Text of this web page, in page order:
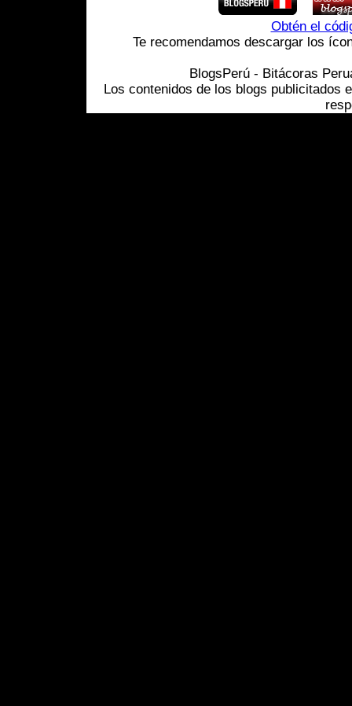
Obtén el
Te recomendamos descargar los
BlogsPerú - Bitácoras
Los contenidos de los blogs publicitados